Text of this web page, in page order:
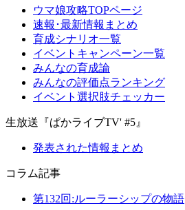
ウマ娘攻略TOPページ
速報･最新情報まとめ
育成シナリオ一覧
イベントキャンペーン一覧
みんなの育成論
みんなの評価点ランキング
イベント選択肢チェッカー
生放送『ぱかライブTV' #5』
発表された情報まとめ
コラム記事
第132回:ルーラーシップの物語